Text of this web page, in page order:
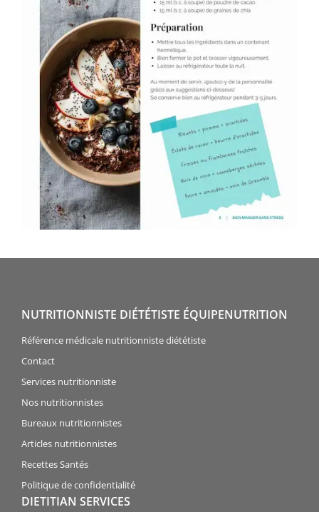
NUTRITIONNISTE DIÉTÉTISTE ÉQUIPENUTRITION
Référence médicale nutritionniste diététiste
Contact
Services nutritionniste
Nos nutritionnistes
Bureaux nutritionnistes
Articles nutritionnistes
Recettes Santés
Politique de confidentialité
DIETITIAN SERVICES